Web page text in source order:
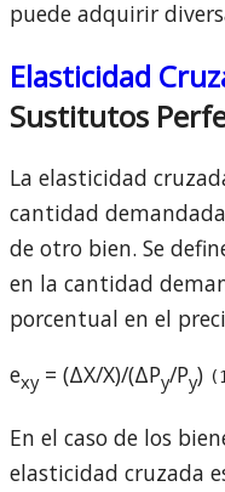
puede adquirir
Elasticidad
Sustitutos
La elasticidad
cantidad
de otro bien. Se
en la cantidad
porcentual en el
exy= (ΔX/X)/(ΔPy/Py)
En el caso de los
elasticidad cruzada